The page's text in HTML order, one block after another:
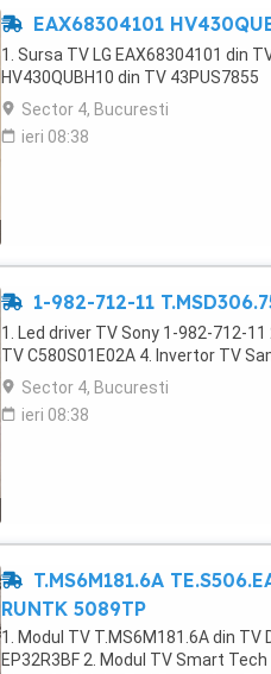
EAX68304101
1. Sursa TV LG EAX68304101 din
HV430QUBH10 din TV 43PUS7855
Sector 4, Bucuresti
ieri 08:38
1-982-712-11
1. Led driver TV Sony 1-982-712-
TV C580S01E02A 4. Invertor TV
Sector 4, Bucuresti
ieri 08:38
T.MS6M181.6A
RUNTK 5089TP
1. Modul TV T.MS6M181.6A din
EP32R3BF 2. Modul TV Smart